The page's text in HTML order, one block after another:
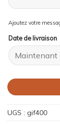
Ajoutez votre
Date de livraison
UGS : gif400